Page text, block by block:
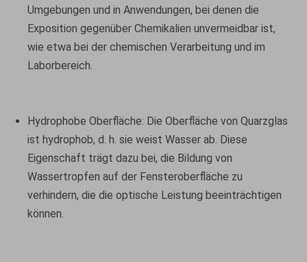
Umgebungen und in Anwendungen, bei denen die
Exposition gegenüber Chemikalien unvermeidbar ist,
wie etwa bei der chemischen Verarbeitung und im
Laborbereich.
Hydrophobe Oberfläche: Die Oberfläche von Quarzglas
ist hydrophob, d. h. sie weist Wasser ab. Diese
Eigenschaft trägt dazu bei, die Bildung von
Wassertropfen auf der Fensteroberfläche zu
verhindern, die die optische Leistung beeinträchtigen
können.